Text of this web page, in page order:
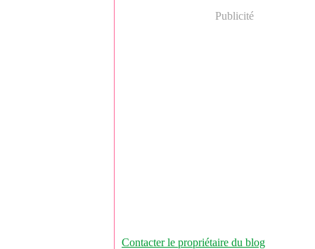
Publicité
Contacter le propriétaire du blog